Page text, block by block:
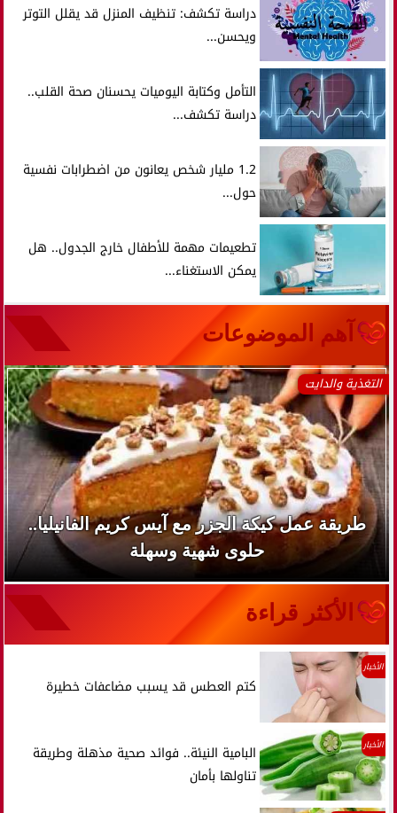
دراسة تكشف: تنظيف المنزل قد يقلل التوتر
ويحسن...
التأمل وكتابة اليوميات يحسنان صحة القلب..
دراسة تكشف...
1.2 مليار شخص يعانون من اضطرابات نفسية
حول...
تطعيمات مهمة للأطفال خارج الجدول.. هل
يمكن الاستغناء...
آهم الموضوعات
التغذية والدايت
طريقة عمل كيكة الجزر مع آيس كريم الفانيليا..
حلوى شهية وسهلة
الأكثر قراءة
الأخبار
كتم العطس قد يسبب مضاعفات خطيرة
الأخبار
البامية النيئة.. فوائد صحية مذهلة وطريقة
تناولها بأمان